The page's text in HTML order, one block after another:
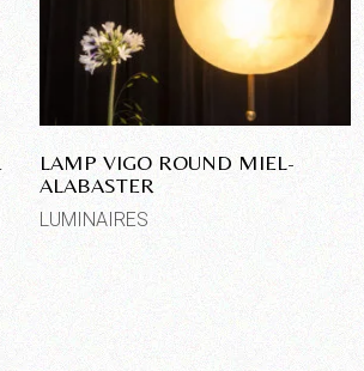
LAMP VIGO ROUND MIEL-
ALABASTER
LUMINAIRES